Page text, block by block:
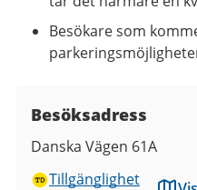
Besökare som
Besöksadress
Danska Vägen 61A
Tillgänglighet